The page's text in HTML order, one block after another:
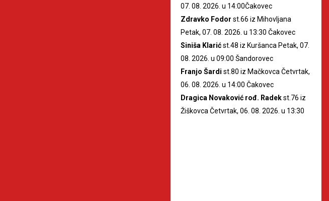
07. 08. 2026. u 14:00Čakovec
Zdravko Fodor st.66 iz Mihovljana
Petak, 07. 08. 2026. u 13:30 Čakovec
Siniša Klarićst.48 iz Kuršanca Petak, 07.
08. 2026. u 09:00 Šandorovec
Franjo Šardi st.80 iz Mačkovca Četvrtak,
06. 08. 2026. u 14:00 Čakovec
Dragica Novaković rođ. Radekst.76 iz
Žiškovca Četvrtak, 06. 08. 2026. u 13:30